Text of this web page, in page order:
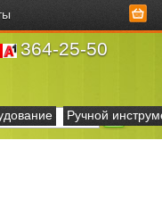
364-25-50
Ручной